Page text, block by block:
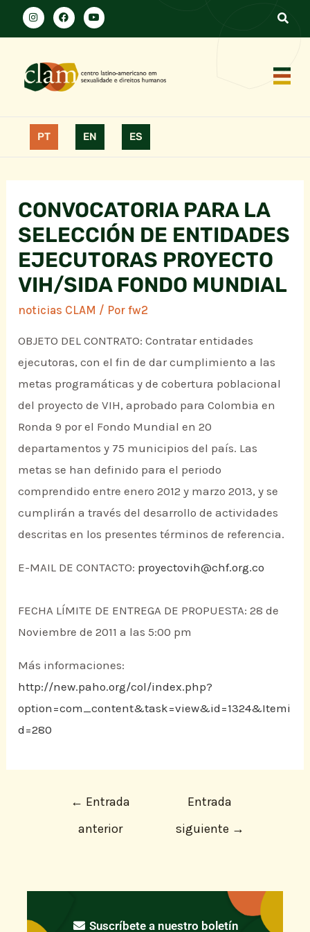
PT EN ES
CONVOCATORIA PARA LA
SELECCIÓN DE ENTIDADES
EJECUTORAS PROYECTO
VIH/SIDA FONDO MUNDIAL
noticias CLAM / Porfw2
OBJETO DEL CONTRATO: Contratar entidades
ejecutoras, con el fin de dar cumplimiento a las
metas programáticas y de cobertura poblacional
del proyecto de VIH, aprobado para Colombia en
Ronda 9 por el Fondo Mundial en 20
departamentos y 75 municipios del país. Las
metas se han definido para el periodo
comprendido entre enero 2012 y marzo 2013, y se
cumplirán a través del desarrollo de actividades
descritas en los presentes términos de referencia.
E-MAIL DE CONTACTO: proyectovih@chf.org.co
FECHA LÍMITE DE ENTREGA DE PROPUESTA: 28 de
Noviembre de 2011 a las 5:00 pm
Más informaciones:
http://new.paho.org/col/index.php?
option=com_content&task=view&id=1324&Itemi
d=280
← Entrada
anterior
Entrada
siguiente →
Suscríbete a nuestro boletín